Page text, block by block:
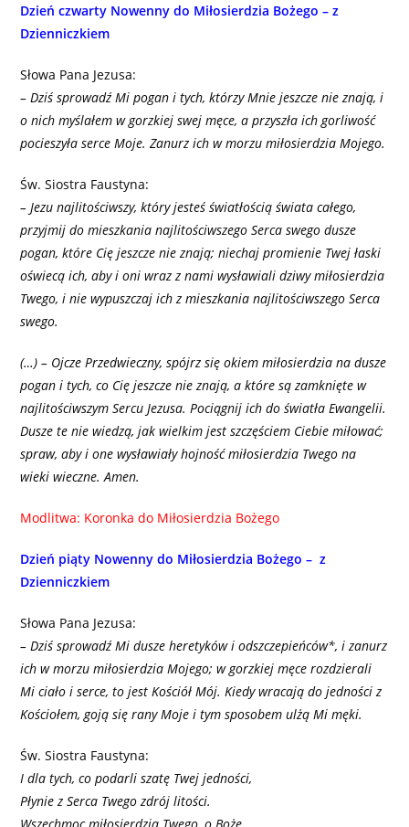
Dzień czwarty Nowenny do Miłosierdzia Bożego – z
Dzienniczkiem
Słowa Pana Jezusa:
– Dziś sprowadź Mi pogan i tych, którzy Mnie jeszcze nie znają, i
o nich myślałem w gorzkiej swej męce, a przyszła ich gorliwość
pocieszyła serce Moje. Zanurz ich w morzu miłosierdzia Mojego.
Św. Siostra Faustyna:
– Jezu najlitościwszy, który jesteś światłością świata całego,
przyjmij do mieszkania najlitościwszego Serca swego dusze
pogan, które Cię jeszcze nie znają; niechaj promienie Twej łaski
oświecą ich, aby i oni wraz z nami wysławiali dziwy miłosierdzia
Twego, i nie wypuszczaj ich z mieszkania najlitościwszego Serca
swego.
(…) – Ojcze Przedwieczny, spójrz się okiem miłosierdzia na dusze
pogan i tych, co Cię jeszcze nie znają, a które są zamknięte w
najlitościwszym Sercu Jezusa. Pociągnij ich do światła Ewangelii.
Dusze te nie wiedzą, jak wielkim jest szczęściem Ciebie miłować;
spraw, aby i one wysławiały hojność miłosierdzia Twego na
wieki wieczne. Amen.
Modlitwa: Koronka do Miłosierdzia Bożego
Dzień piąty Nowenny do Miłosierdzia Bożego – z
Dzienniczkiem
Słowa Pana Jezusa:
– Dziś sprowadź Mi dusze heretyków i odszczepieńców*, i zanurz
ich w morzu miłosierdzia Mojego; w gorzkiej męce rozdzierali
Mi ciało i serce, to jest Kościół Mój. Kiedy wracają do jedności z
Kościołem, goją się rany Moje i tym sposobem ulżą Mi męki.
Św. Siostra Faustyna:
I dla tych, co podarli szatę Twej jedności,
Płynie z Serca Twego zdrój litości.
Wszechmoc miłosierdzia Twego, o Boże,